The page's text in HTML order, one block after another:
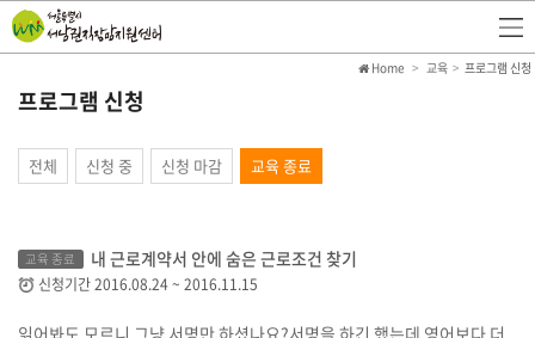
프로그램 신청
Home 교육 프로그램 신청
전체 신청 중 신청 마감 교육 종료
교육 종료 내 근로계약서 안에 숨은 근로조건 찾기
신청기간2016.08.24~ 2016.11.15
읽어봐도 모르니 그냥 서명만 하셨나요?서명을 하긴 했는데 영어보다 더